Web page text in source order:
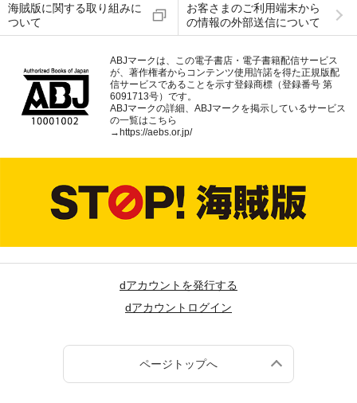
海賊版に関する取り組みに
ついて
お客さまのご利用端末から
の情報の外部送信について
ABJマークは、この電子書店・電子書籍配信サービス
が、著作権者からコンテンツ使用許諾を得た正規版配
信サービスであることを示す登録商標（登録番号 第
6091713号）です。
ABJマークの詳細、ABJマークを掲示しているサービス
の一覧はこちら
→ https://aebs.or.jp/
dアカウントを発行する
dアカウントログイン
ページトップへ